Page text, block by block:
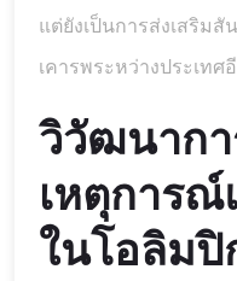
แต่ยังเป็นการส่งเสริม
เคารพระหว่างประเทศ
วิวัฒนาก
เหตุการณ์
ในโอลิมปิ